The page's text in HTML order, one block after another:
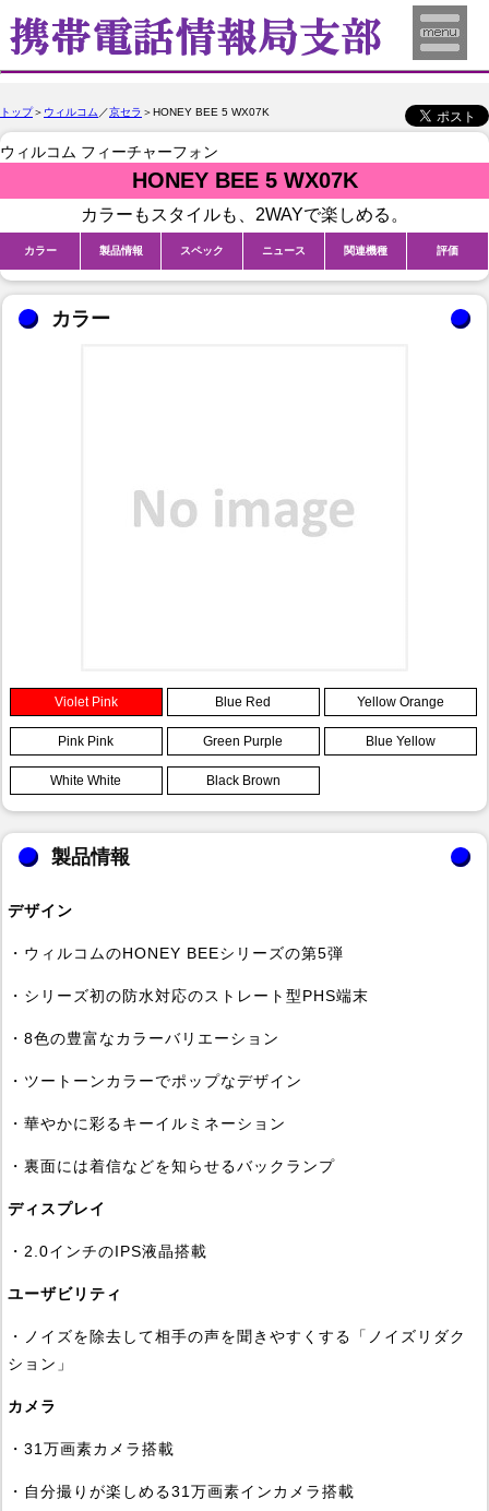
トップ＞ ウィルコム ／京セラ ＞HONEY BEE 5 WX07K
ウィルコム フィーチャーフォン
HONEY BEE 5 WX07K
カラーもスタイルも、2WAYで楽しめる。
カラー 製品情報 スペック ニュース 関連機種 評価
カラー
Violet Pink Blue Red Yellow Orange
Pink Pink Green Purple Blue Yellow
White White Black Brown
製品情報
デザイン
・ウィルコムのHONEY BEEシリーズの第5弾
・シリーズ初の防水対応のストレート型PHS端末
・8色の豊富なカラーバリエーション
・ツートーンカラーでポップなデザイン
・華やかに彩るキーイルミネーション
・裏面には着信などを知らせるバックランプ
ディスプレイ
・2.0インチのIPS液晶搭載
ユーザビリティ
・ノイズを除去して相手の声を聞きやすくする「ノイズリダク
ション」
カメラ
・31万画素カメラ搭載
・自分撮りが楽しめる31万画素インカメラ搭載